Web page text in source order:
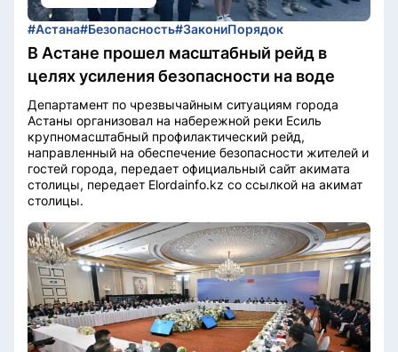
#Астана#Безопасность#ЗакониПорядок
В Астане прошел масштабный рейд в
целях усиления безопасности на воде
Департамент по чрезвычайным ситуациям города
Астаны организовал на набережной реки Есиль
крупномасштабный профилактический рейд,
направленный на обеспечение безопасности жителей и
гостей города, передает официальный сайт акимата
столицы, передает Elordainfo.kz со ссылкой на акимат
столицы.